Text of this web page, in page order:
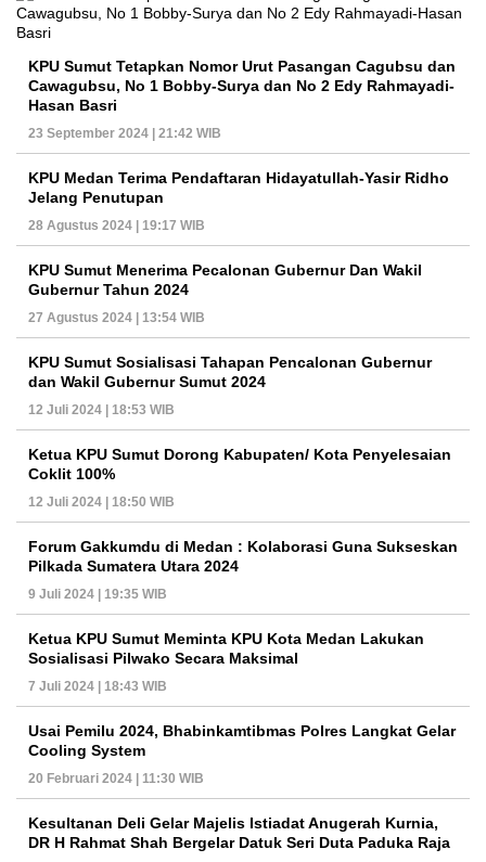
KPU Sumut Tetapkan Nomor Urut Pasangan Cagubsu dan
Cawagubsu, No 1 Bobby-Surya dan No 2 Edy Rahmayadi-
Hasan Basri
23 September 2024 | 21:42 WIB
KPU Medan Terima Pendaftaran Hidayatullah-Yasir Ridho
Jelang Penutupan
28 Agustus 2024 | 19:17 WIB
KPU Sumut Menerima Pecalonan Gubernur Dan Wakil
Gubernur Tahun 2024
27 Agustus 2024 | 13:54 WIB
KPU Sumut Sosialisasi Tahapan Pencalonan Gubernur
dan Wakil Gubernur Sumut 2024
12 Juli 2024 | 18:53 WIB
Ketua KPU Sumut Dorong Kabupaten/ Kota Penyelesaian
Coklit 100%
12 Juli 2024 | 18:50 WIB
Forum Gakkumdu di Medan : Kolaborasi Guna Sukseskan
Pilkada Sumatera Utara 2024
9 Juli 2024 | 19:35 WIB
Ketua KPU Sumut Meminta KPU Kota Medan Lakukan
Sosialisasi Pilwako Secara Maksimal
7 Juli 2024 | 18:43 WIB
Usai Pemilu 2024, Bhabinkamtibmas Polres Langkat Gelar
Cooling System
20 Februari 2024 | 11:30 WIB
Kesultanan Deli Gelar Majelis Istiadat Anugerah Kurnia,
DR H Rahmat Shah Bergelar Datuk Seri Duta Paduka Raja